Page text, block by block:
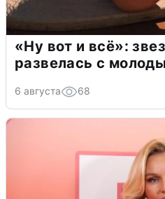
«Ну вот и всё»:
развелась с
6 августа 68